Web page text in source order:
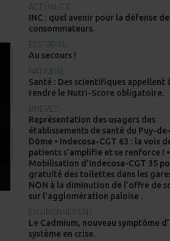
ACTUALITÉ
INC : quel avenir pour la défense
consommateurs.
ÉDITORIAL
Au secours !
NATIONAL
Santé : Des scientifiques appellent
rendre le Nutri-Score obligatoire.
BREVES
Représentation des usagers des
établissements de santé du Puy-de-
Dôme • Indecosa-CGT 63 : la voix
patients s’amplifie et se renforce ! •
Mobilisation d’Indecosa-CGT 35
gratuité des toilettes dans les
NON à la diminution de l’offre de
sur l’agglomération paloise .
ENVIRONNEMENT
Le Cadmium, nouveau symptôme
système en crise.